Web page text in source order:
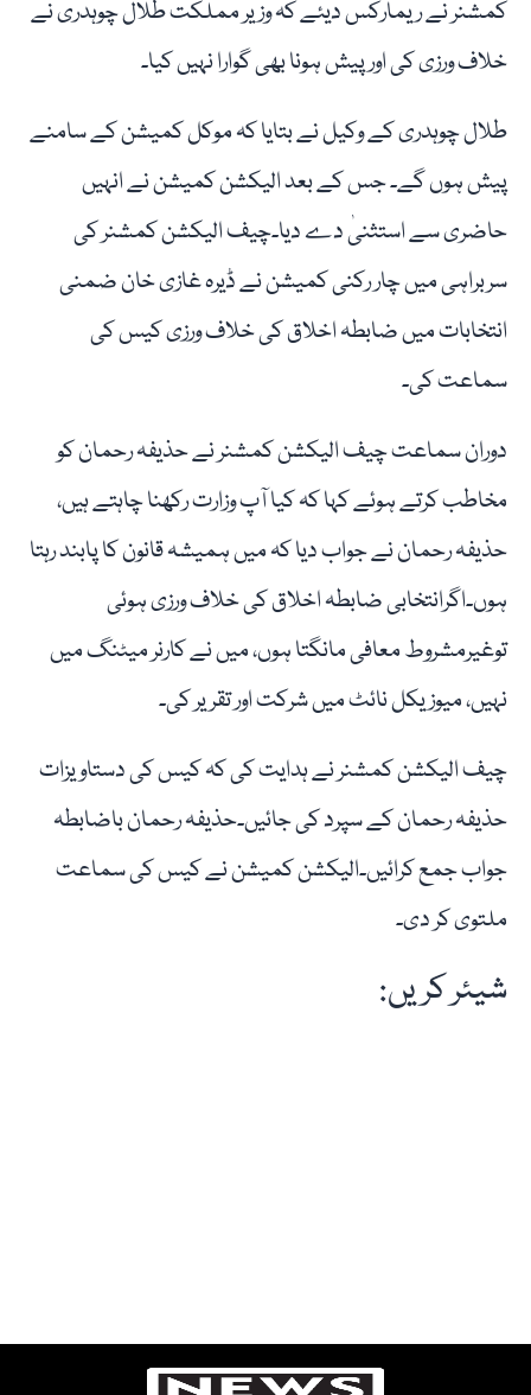
کمشنر نے ریمارکس دیئے کہ وزیر مملکت طلال چوہدری نے
خلاف ورزی کی اور پیش ہونا بھی گوارا نہیں کیا۔
طلال چوہدری کے وکیل نے بتایا کہ موکل کمیشن کے سامنے
پیش ہوں گے۔ جس کے بعد الیکشن کمیشن نے انہیں
حاضری سے استثنیٰ دے دیا۔چیف الیکشن کمشنر کی
سربراہی میں چار رکنی کمیشن نے ڈیرہ غازی خان ضمنی
انتخابات میں ضابطہ اخلاق کی خلاف ورزی کیس کی
سماعت کی۔
دوران سماعت چیف الیکشن کمشنر نے حذیفہ رحمان کو
مخاطب کرتے ہوئے کہا کہ کیا آپ وزارت رکھنا چاہتے ہیں،
حذیفہ رحمان نے جواب دیا کہ میں ہمیشہ قانون کا پابند رہتا
ہوں۔اگرانتخابی ضابطہ اخلاق کی خلاف ورزی ہوئی
توغیرمشروط معافی مانگتا ہوں، میں نے کارنر میٹنگ میں
نہیں، میوزیکل نائٹ میں شرکت اور تقریر کی۔
چیف الیکشن کمشنر نے ہدایت کی کہ کیس کی دستاویزات
حذیفہ رحمان کے سپرد کی جائیں۔حذیفہ رحمان باضابطہ
جواب جمع کرائیں۔الیکشن کمیشن نے کیس کی سماعت
ملتوی کر دی۔
شیئر کریں: